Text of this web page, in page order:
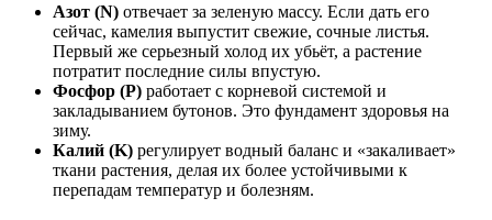
Азот (N) отвечает за зеленую массу. Если дать его
сейчас, камелия выпустит свежие, сочные листья.
Первый же серьезный холод их убьёт, а растение
потратит последние силы впустую.
Фосфор (P) работает с корневой системой и
закладыванием бутонов. Это фундамент здоровья на
зиму.
Калий (K) регулирует водный баланс и «закаливает»
ткани растения, делая их более устойчивыми к
перепадам температур и болезням.